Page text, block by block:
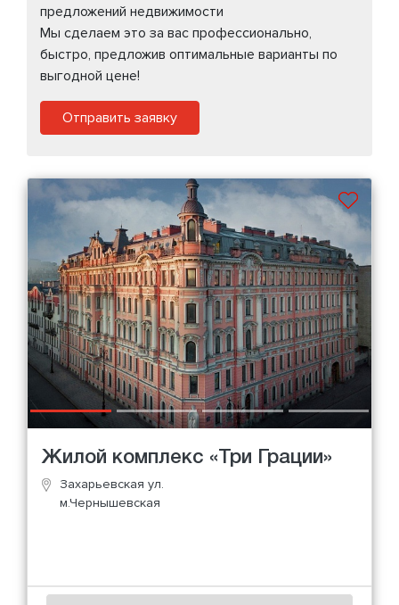
предложений недвижимости
Мы сделаем это за вас профессионально,
быстро, предложив оптимальные варианты по
выгодной цене!
Отправить заявку
Жилой комплекс «Три Грации»
Захарьевская ул.
м.Чернышевская